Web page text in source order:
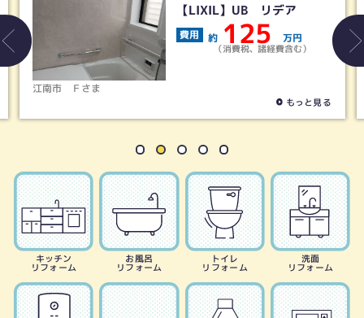
江南市 Ｆさま
【LIXIL】UB リデア
費用 約 125 万円
（消費税、諸経費含む）
もっと見る
キッチン
リフォーム
お風呂
リフォーム
トイレ
リフォーム
洗面
リフォーム